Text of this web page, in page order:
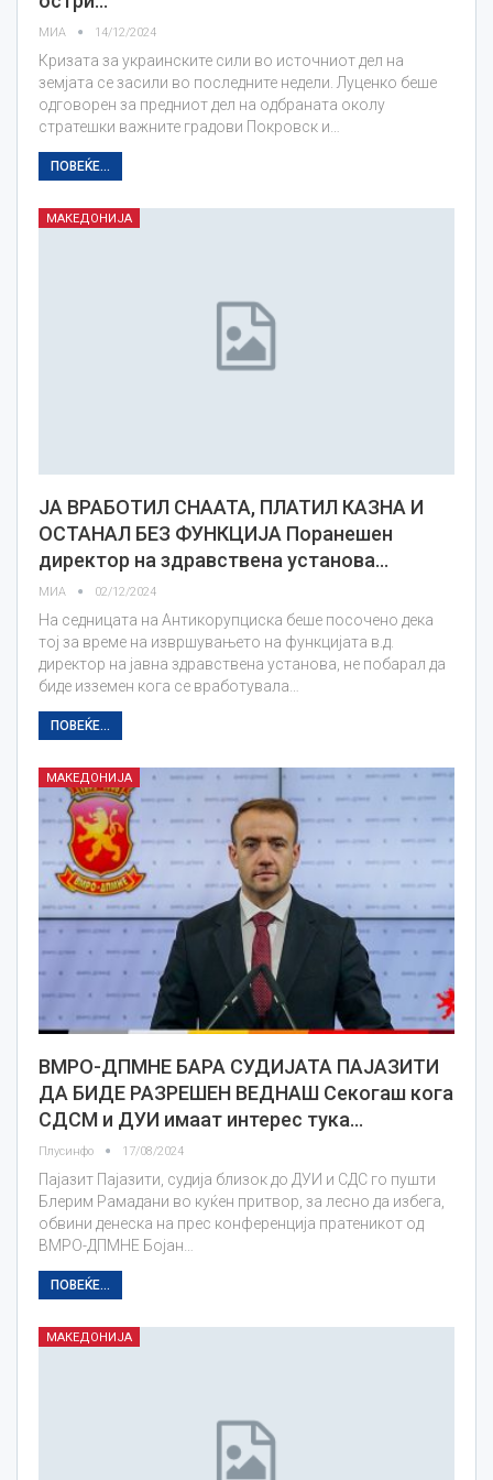
МИА 14/12/2024
Кризата за украинските сили во источниот дел на
земјата се засили во последните недели. Луценко беше
одговорен за предниот дел на одбраната околу
стратешки важните градови Покровск и…
ПОВЕЌЕ...
МАКЕДОНИЈА
ЈА ВРАБОТИЛ СНААТА, ПЛАТИЛ КАЗНА И
ОСТАНАЛ БЕЗ ФУНКЦИЈА Поранешен
директор на здравствена установа…
МИА 02/12/2024
На седницата на Антикорупциска беше посочено дека
тој за време на извршувањето на функцијата в.д.
директор на јавна здравствена установа, не побарал да
биде изземен кога се вработувала…
ПОВЕЌЕ...
МАКЕДОНИЈА
ВМРО-ДПМНЕ БАРА СУДИЈАТА ПАЈАЗИТИ
ДА БИДЕ РАЗРЕШЕН ВЕДНАШ Секогаш кога
СДСМ и ДУИ имаат интерес тука…
Плусинфо 17/08/2024
Пајазит Пајазити, судија близок до ДУИ и СДС го пушти
Блерим Рамадани во куќен притвор, за лесно да избега,
обвини денеска на прес конференција пратеникот од
ВМРО-ДПМНЕ Бојан…
ПОВЕЌЕ...
МАКЕДОНИЈА